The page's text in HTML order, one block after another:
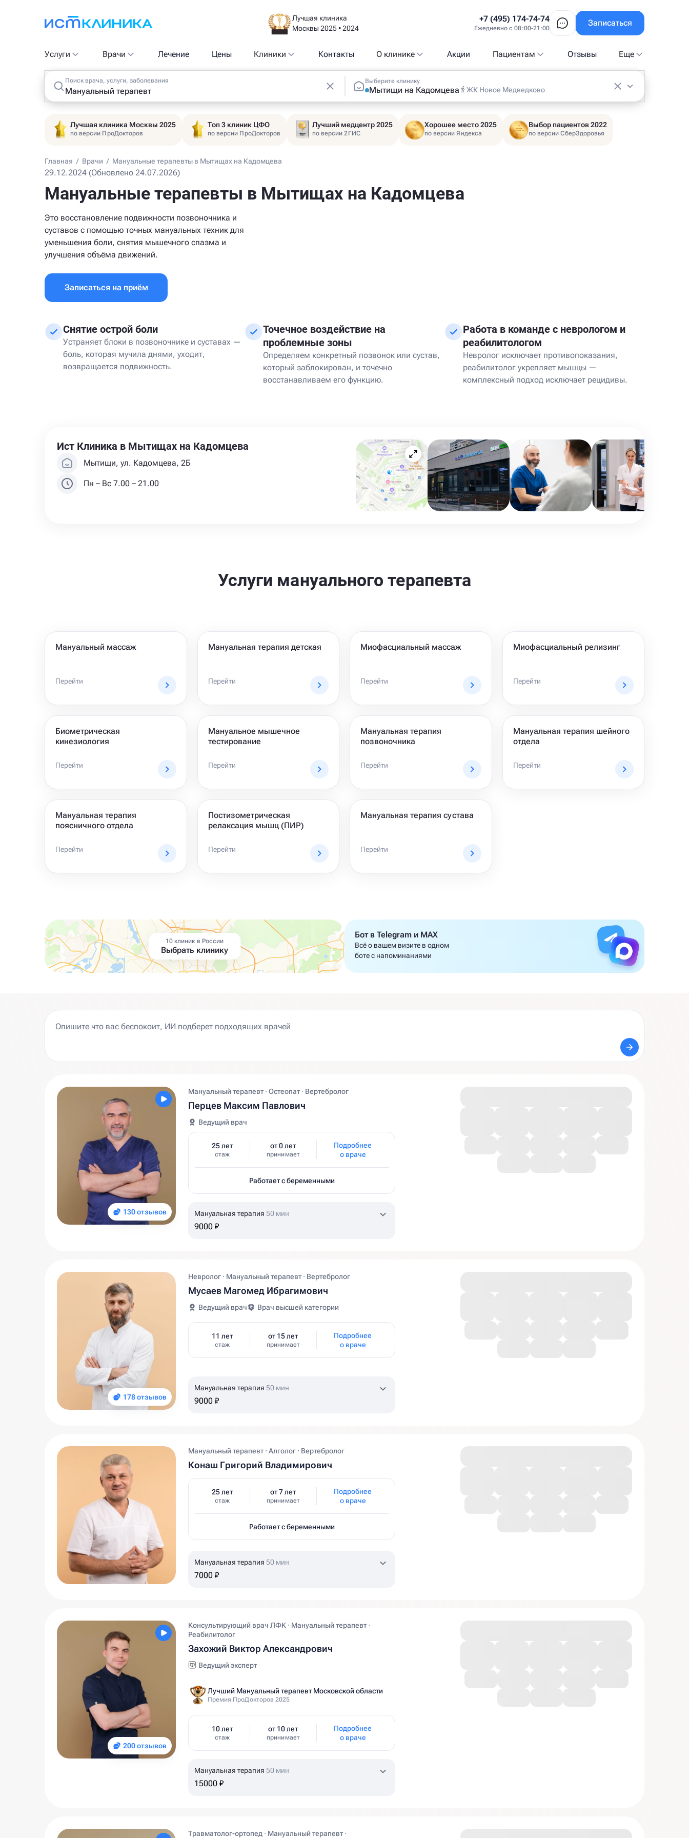
Лучшая клиника
Москвы 2025 • 2024
+7 (495) 174-74-74
Ежедневно с 08:00-21:00
Записаться
Услуги Врачи Лечение Цены Клиники Контакты О клинике Акции Пациентам Отзывы Еще
Поиск врача, услуги, заболевания Выберите клинику
Мытищи на Кадомцева ЖК Новое Медведково
Лучшая клиника Москвы 2025
по версии ПроДокторов
Топ 3 клиник ЦФО
по версии ПроДокторов
Лучший медцентр 2025
по версии 2ГИС
Хорошее место 2025
по версии Яндекса
Выбор пациентов 2022
по версии СберЗдоровья
Главная / Врачи / Мануальные терапевты в Мытищах на Кадомцева
29.12.2024 (Обновлено 24.07.2026)
Мануальные терапевты в Мытищах на Кадомцева
Это восстановление подвижности позвоночника и
суставов с помощью точных мануальных техник для
уменьшения боли, снятия мышечного спазма и
улучшения объёма движений.
Записаться на приём
Снятие острой боли
Устраняет блоки в позвоночнике и суставах —
боль, которая мучила днями, уходит,
возвращается подвижность.
Точечное воздействие на
проблемные зоны
Определяем конкретный позвонок или сустав,
который заблокирован, и точечно
восстанавливаем его функцию.
Работа в команде с неврологом и
реабилитологом
Невролог исключает противопоказания,
реабилитолог укрепляет мышцы —
комплексный подход исключает рецидивы.
Ист Клиника в Мытищах на Кадомцева
Мытищи, ул. Кадомцева, 2Б
Пн – Вс 7.00 – 21.00
Услуги мануального терапевта
Мануальный массаж
Перейти
Мануальная терапия детская
Перейти
Миофасциальный массаж
Перейти
Миофасциальный релизинг
Перейти
Биометрическая
кинезиология
Перейти
Мануальное мышечное
тестирование
Перейти
Мануальная терапия
позвоночника
Перейти
Мануальная терапия шейного
отдела
Перейти
Мануальная терапия
поясничного отдела
Перейти
Постизометрическая
релаксация мышц (ПИР)
Перейти
Мануальная терапия сустава
Перейти
10 клиник в России
Выбрать клинику
Бот в Telegram и MAX
Всё о вашем визите в одном
боте с напоминаниями
130 отзывов
Мануальный терапевт · Остеопат · Вертебролог
Перцев Максим Павлович
Ведущий врач
25 лет
стаж
от 0 лет
принимает
Подробнее
о враче
Работает с беременными
Мануальная терапия 50 мин
9000 ₽
178 отзывов
Невролог · Мануальный терапевт · Вертебролог
Мусаев Магомед Ибрагимович
Ведущий врач Врач высшей категории
11 лет
стаж
от 15 лет
принимает
Подробнее
о враче
Мануальная терапия 50 мин
9000 ₽
Мануальный терапевт · Алголог · Вертебролог
Конаш Григорий Владимирович
25 лет
стаж
от 7 лет
принимает
Подробнее
о враче
Работает с беременными
Мануальная терапия 50 мин
7000 ₽
200 отзывов
Консультирующий врач ЛФК · Мануальный терапевт ·
Реабилитолог
Захожий Виктор Александрович
Ведущий эксперт
Лучший Мануальный терапевт Московской области
Премия ПроДокторов 2025
10 лет
стаж
от 10 лет
принимает
Подробнее
о враче
Мануальная терапия 50 мин
15000 ₽
Травматолог-ортопед · Мануальный терапевт ·